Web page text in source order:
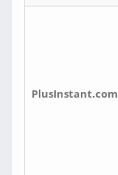
PlusInstant.com